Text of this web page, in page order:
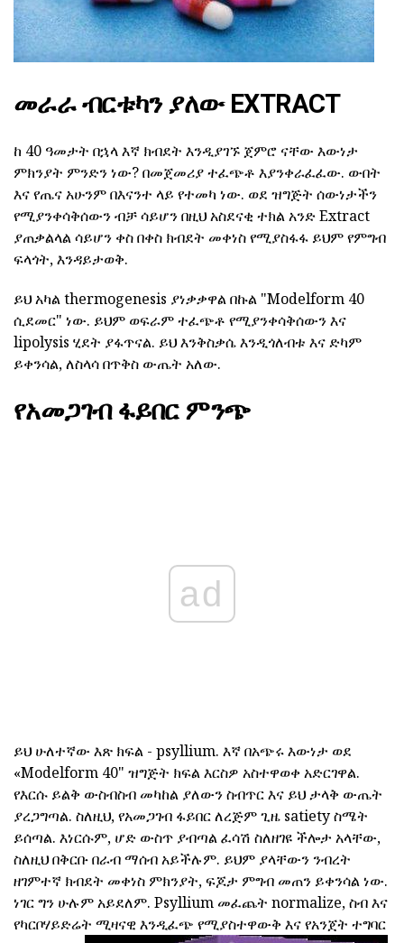
መራራ ብርቱካን ያለው EXTRACT
ከ 40 ዓመታት በኋላ እኛ ክብደት እንዲያገኙ ጀምሮ ናቸው እውነታ
ምክንያት ምንድን ነው? በመጀመሪያ ተፈጭቶ እያንቀራፈፈው. ውበት
እና የጤና አሁንም በእናንተ ላይ የተመካ ነው. ወደ ዝግጅት ሰውነታችን
የሚያንቀሳቅሰውን ብቻ ሳይሆን በዚህ አስደናቂ ተክል አንድ Extract
ያጠቃልላል ሳይሆን ቀስ በቀስ ክብደት መቀነስ የሚያስፋፋ ይህም የምግብ
ፍላጎት, እንዳይታወቅ.
ይህ አካል thermogenesis ያነቃቃዋል በኩል "Modelform 40
ሲደመር" ነው. ይህም ወፍራም ተፈጭቶ የሚያንቀሳቅሰውን እና
lipolysis ሂደት ያፋጥናል. ይህ እንቅስቃሴ እንዲጎለብቱ እና ድካም
ይቀንሳል, ለስላሳ በጥቅስ ውጤት አለው.
የአመጋገብ ፋይበር ምንጭ
ad
ይህ ሁለተኛው እጽ ክፍል - psyllium. እኛ በአጭሩ እውነታ ወደ
«Modelform 40" ዝግጅት ክፍል እርስዎ አስተዋወቀ አድርገዋል.
የእርሱ ይልቅ ውስብስብ መካከል ያለውን ስብጥር እና ይህ ታላቅ ውጤት
ያረጋግጣል. ስለዚህ, የአመጋገብ ፋይበር ለረጅም ጊዜ satiety ስሜት
ይሰጣል. እነርሱም, ሆድ ውስጥ ያብጣል ፈሳሽ ስለዘገዩ ችሎታ አላቸው,
ስለዚህ በቅርቡ በራብ ማሰብ አይችሉም. ይህም ያላቸውን ንብረት
ዘገምተኛ ክብደት መቀነስ ምክንያት, ፍጆታ ምግብ መጠን ይቀንሳል ነው.
ነገር ግን ሁሉም አይደለም. Psyllium መፈጨት normalize, ስብ እና
የካርቦሃይድሬት ሚዛናዊ እንዲፈጭ የሚያስተዋውቅ እና የአንጀት ተግባር